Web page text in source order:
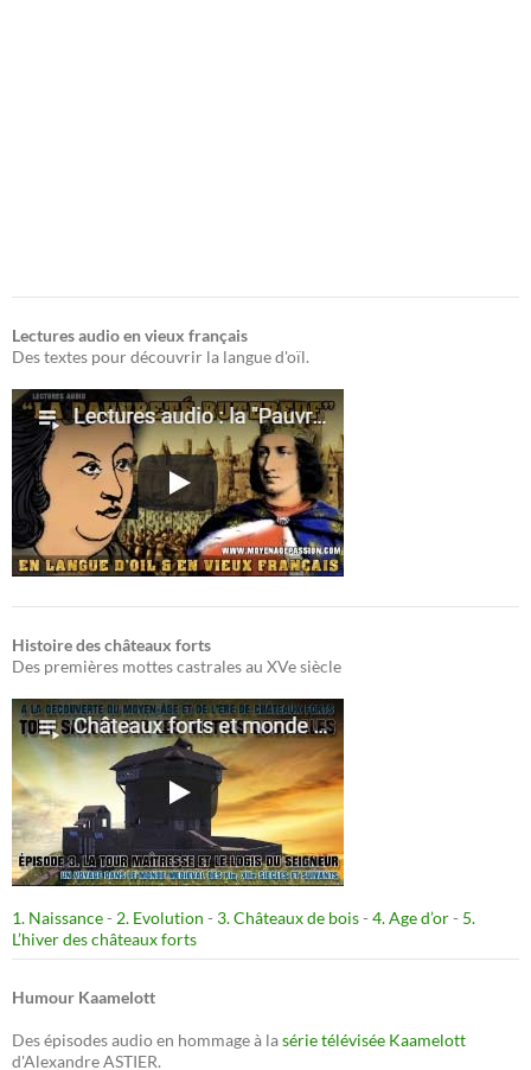
Lectures audio en vieux français
Des textes pour découvrir la langue d'oïl.
Histoire des châteaux forts
Des premières mottes castrales au XVe siècle
1. Naissance- 2. Evolution - 3. Châteaux de bois- 4. Age d’or- 5.
L’hiver des châteaux forts
Humour Kaamelott
Des épisodes audio en hommage à lasérie télévisée Kaamelott
d'Alexandre ASTIER.